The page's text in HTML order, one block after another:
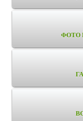
ФОТО